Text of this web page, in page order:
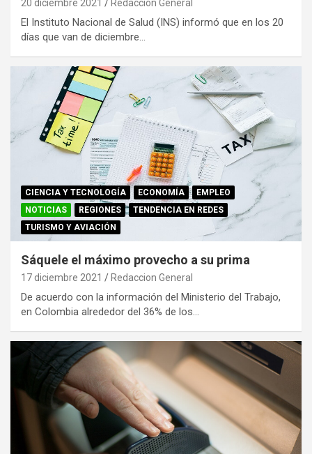
20 diciembre 2021 Redaccion General
El Instituto Nacional de Salud (INS) informó que en los 20
días que van de diciembre…
CIENCIA Y TECNOLOGÍA ECONOMÍA
EMPLEO
NOTICIAS
REGIONES
TENDENCIA EN REDES
TURISMO Y AVIACIÓN
Sáquele el máximo provecho a su prima
17 diciembre 2021 Redaccion General
De acuerdo con la información del Ministerio del Trabajo,
en Colombia alrededor del 36% de los…